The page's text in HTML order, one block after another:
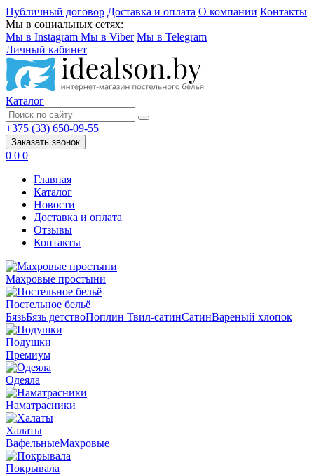
Публичный договор Доставка и оплата О компании Контакты
Мы в социальных сетях:
Мы в Instagram Мы в Viber Мы в Telegram
Личный кабинет
Каталог
+375 (33) 650-09-55
Заказать звонок
0 0 0
Главная
Каталог
Новости
Доставка и оплата
Отзывы
Контакты
Махровые простыни
Постельное бельё
БязьБязь детствоПоплин Твил-сатинСатинВареный хлопок
Подушки
Премиум
Одеяла
Наматрасники
Халаты
ВафельныеМахровые
Покрывала